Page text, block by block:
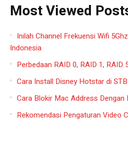
Most Viewed
Inilah Channel Frekuensi Wifi
Indonesia
Perbedaan RAID 0, RAID 1, RAID
Cara Install Disney Hotstar di
Cara Blokir Mac Address
Rekomendasi Pengaturan Video